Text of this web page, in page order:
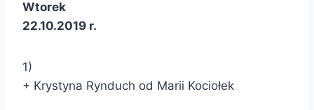
Wtorek
22.10.2019 r.
1)
+ Krystyna Rynduch od Marii Kociołek